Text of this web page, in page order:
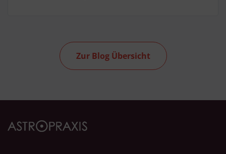
Zur Blog Übersicht